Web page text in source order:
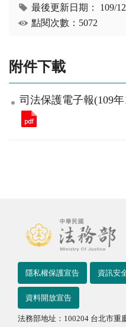
最後更新日期： 109/
點閱次數：5072
附件下載
司法保護電子報(109
隱私權保護宣告 資訊安
資料開放宣告
法務部地址：100204 台北市